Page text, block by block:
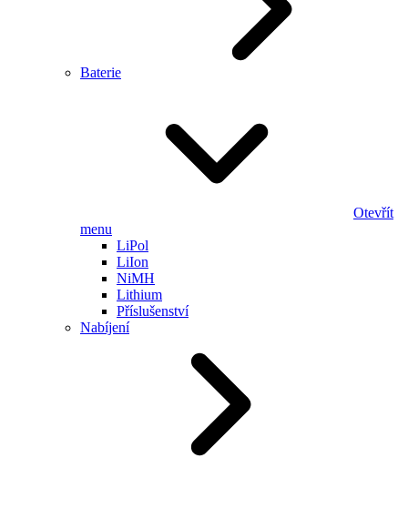
Baterie
Otevřít
menu
LiPol
LiIon
NiMH
Lithium
Příslušenství
Nabíjení